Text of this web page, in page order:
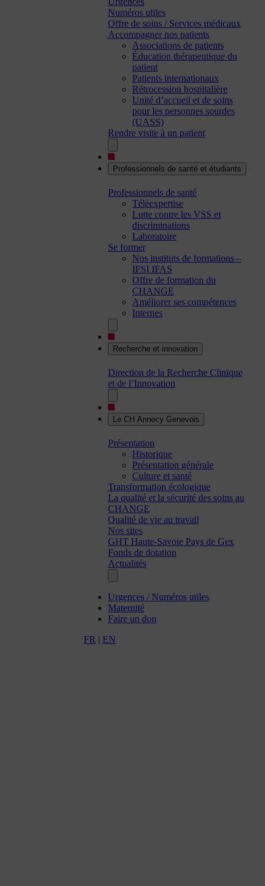
Numéros utiles
Offre de soins / Services médicaux
Accompagner nos patients
Associations de patients
Éducation thérapeutique du
patient
Patients internationaux
Rétrocession hospitalière
Unité d’accueil et de soins
pour les personnes sourdes
(UASS)
Rendre visite à un patient
Professionnels de santé et étudiants
Professionnels de santé
Téléexpertise
Lutte contre les VSS et
discriminations
Laboratoire
Se former
Nos instituts de formations –
IFSI IFAS
Offre de formation du
CHANGE
Améliorer ses compétences
Internes
Recherche et innovation
Direction de la Recherche Clinique
et de l’Innovation
Le CH Annecy Genevois
Présentation
Historique
Présentation générale
Culture et santé
Transformation écologique
La qualité et la sécurité des soins au
CHANGE
Qualité de vie au travail
Nos sites
GHT Haute-Savoie Pays de Gex
Fonds de dotation
Actualités
Urgences / Numéros utiles
Maternité
Faire un don
FR | EN